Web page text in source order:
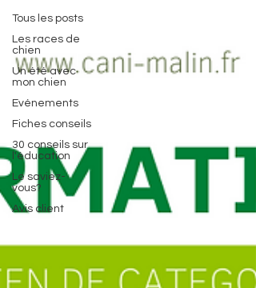
Tous les posts
Les races de
chien
Un été avec
mon chien
Evénements
Fiches conseils
30 conseils sur
l'éducation
Le saviez-
vous?
Avis client